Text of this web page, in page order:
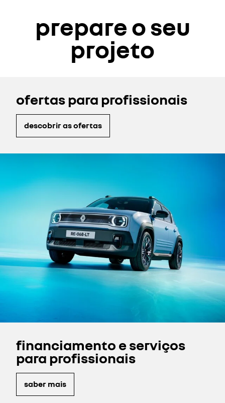
prepare o seu
projeto
ofertas para profissionais
descobrir as ofertas
financiamento e serviços
para profissionais
saber mais